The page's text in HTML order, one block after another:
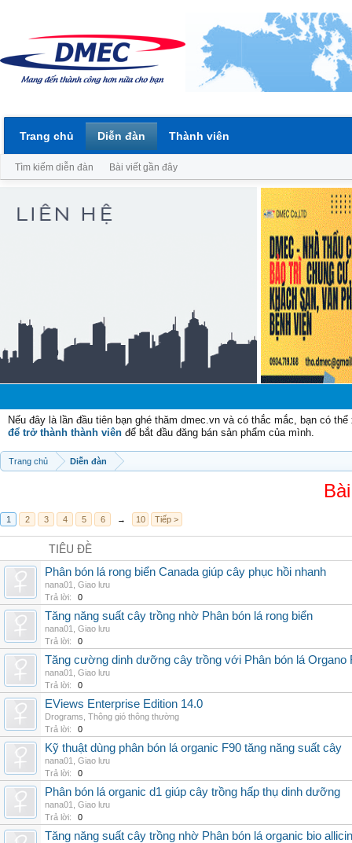
Nếu đây là lần đầu tiên bạn ghé thăm dmec.vn và có thắc mắc, bạn có
để trở thành thành viên để bắt đầu đăng bán sản phẩm của mình.
Trang chủ Diễn đàn
1 2 3 4 5 6 → 10 Tiếp >
TIÊU ĐỀ
Phân bón lá rong biển Canada giúp cây phục hồi nhanh
nana01
Giao lưu
Trả lời:
0
Tăng năng suất cây trồng nhờ Phân bón lá rong biển
nana01
Giao lưu
Trả lời:
0
Tăng cường dinh dưỡng cây trồng với Phân bón lá Organo
nana01
Giao lưu
Trả lời:
0
EViews Enterprise Edition 14.0
Drograms Thông gió thông thường
Trả lời:
0
Kỹ thuật dùng phân bón lá organic F90 tăng năng suất cây
nana01
Giao lưu
Trả lời:
0
Phân bón lá organic d1 giúp cây trồng hấp thụ dinh dưỡng
nana01
Giao lưu
Trả lời:
0
Tăng năng suất cây trồng nhờ Phân bón lá organic bio allicin
Trang chủ Diễn đàn
Tìm kiếm diễn đàn Bài viết gần đây
Thành viên